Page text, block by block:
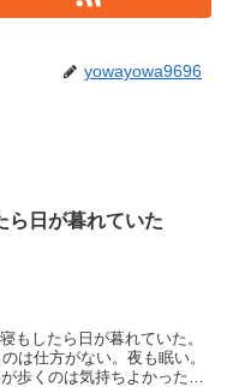
yowayowa9696
ら日が暮れていた
もしたら日が暮れていた。
は仕方がない。夜も眠い。
歩くのは気持ちよかった。